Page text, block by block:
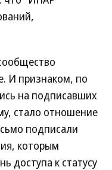
И признаком, по
на подписавших
стало отношение
подписали
которым
доступа к статусу